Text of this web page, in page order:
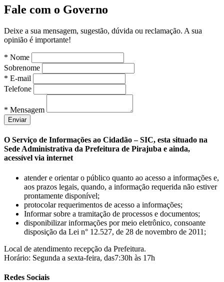
Fale com o Governo
Deixe a sua mensagem, sugestão, dúvida ou reclamação. A sua
opinião é importante!
* Nome
Sobrenome
* E-mail
Telefone
* Mensagem
O Serviço de Informações ao Cidadão – SIC, esta situado na
Sede Administrativa da Prefeitura de Pirajuba e ainda,
acessível via internet
atender e orientar o público quanto ao acesso a informações e,
aos prazos legais, quando, a informação requerida não estiver
prontamente disponível;
protocolar requerimentos de acesso a informações;
Informar sobre a tramitação de processos e documentos;
disponibilizar informações por meio eletrônico, consoante
disposição da Lei n° 12.527, de 28 de novembro de 2011;
Local de atendimento recepção da Prefeitura.
Horário: Segunda a sexta-feira, das7:30h às 17h
Redes Sociais